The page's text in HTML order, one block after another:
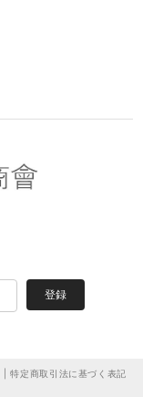
登録
|特定商取引法に基づく表記